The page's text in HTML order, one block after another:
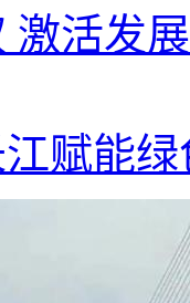
激活发
赋能